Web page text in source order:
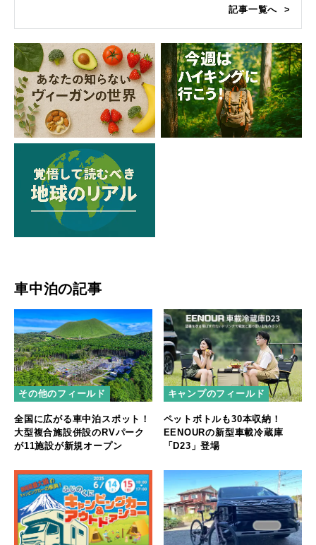
記事一覧へ
車中泊の記事
その他のフィールド
全国に広がる車中泊スポット！
大型複合施設併設のRVパーク
が11施設が新規オープン
キャンプのフィールド
ペットボトルも30本収納！
EENOURの新型車載冷蔵庫
「D23」登場